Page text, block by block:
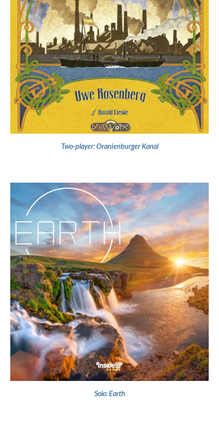
Two-player: Oranienburger Kanal
Solo: Earth